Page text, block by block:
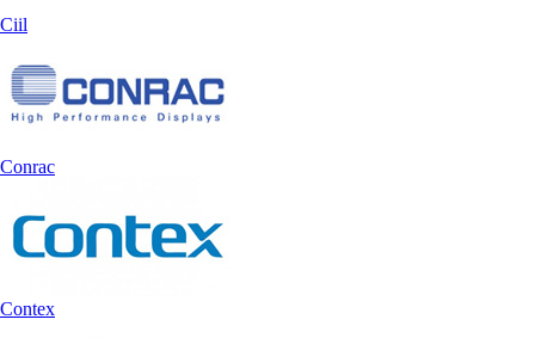
Ciil
Conrac
Contex